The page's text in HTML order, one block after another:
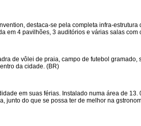
destaca-se pela completa infra-
em 4 pavilhões, 3 auditórios e várias salas
de vôlei de praia, campo de futebol
da cidade. (BR)
em suas férias. Instalado numa área de
junto do que se possa ter de melhor na